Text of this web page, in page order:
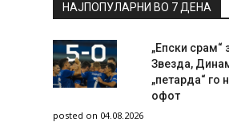
НАЈПОПУЛАРНИ ВО 7 ДЕНА
„Епски срам“
Звезда,
„петарда“ го
офот
posted on 04.08.2026